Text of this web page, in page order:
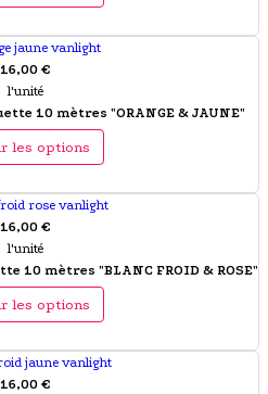
16,00 €
l'unité
10 mètres "ORANGE & JAUNE"
les options
16,00 €
l'unité
mètres "BLANC FROID & ROSE"
les options
16,00 €